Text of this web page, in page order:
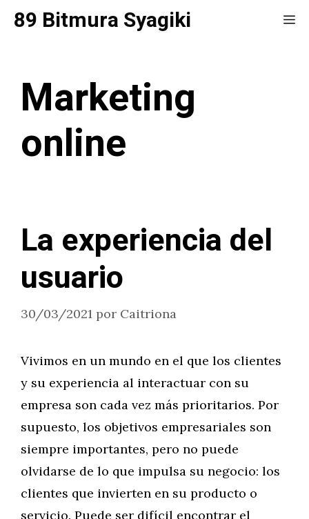
Saltar
89 Bitmura Syagiki
Marketing
online
La experiencia del
usuario
30/03/2021 por Caitriona
Vivimos en un mundo en el que los clientes
y su experiencia al interactuar con su
empresa son cada vez más prioritarios. Por
supuesto, los objetivos empresariales son
siempre importantes, pero no puede
olvidarse de lo que impulsa su negocio: los
clientes que invierten en su producto o
servicio. Puede ser difícil encontrar el